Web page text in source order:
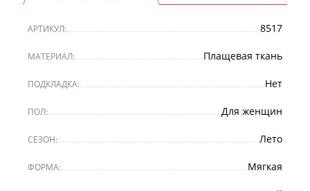
АРТИКУЛ: 8517
МАТЕРИАЛ: Плащевая ткань
ПОДКЛАДКА: Нет
ПОЛ: Для женщин
СЕЗОН: Лето
ФОРМА: Мягкая